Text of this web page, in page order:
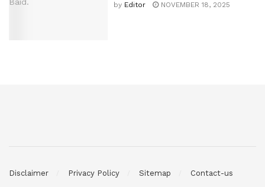
by Editor NOVEMBER 18, 2025
Disclaimer Privacy Policy Sitemap Contact-us